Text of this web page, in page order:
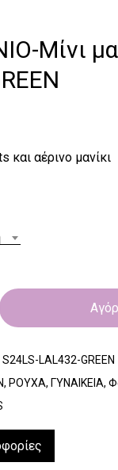
Μίνι
και αέρινο μανίκι
S24LS-LAL432-GREEN
, ΡΟΥΧΑ, ΓΥΝΑΙΚΕΙΑ,